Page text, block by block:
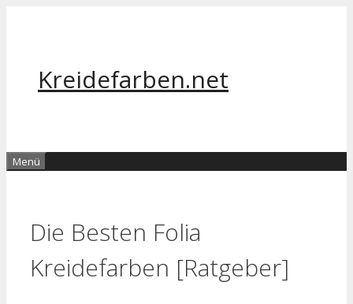
Kreidefarben.net
Menü
Die Besten Folia
Kreidefarben [Ratgeber]